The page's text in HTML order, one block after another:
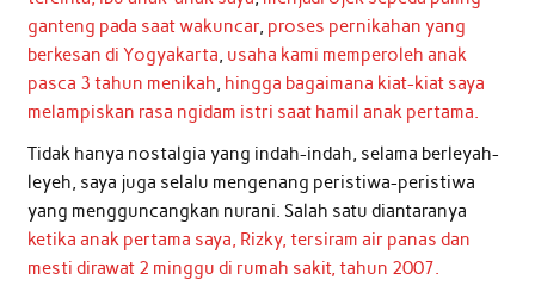
ganteng pada saat wakuncar, proses pernikahan yang
berkesan di Yogyakarta, usaha kami memperoleh anak
pasca 3 tahun menikah, hingga bagaimana kiat-kiat saya
melampiskan rasa ngidam istri saat hamil anak pertama.
Tidak hanya nostalgia yang indah-indah, selama berleyah-
leyeh, saya juga selalu mengenang peristiwa-peristiwa
yang mengguncangkan nurani. Salah satu diantaranya
ketika anak pertama saya, Rizky, tersiram air panas dan
mesti dirawat 2 minggu di rumah sakit, tahun 2007.